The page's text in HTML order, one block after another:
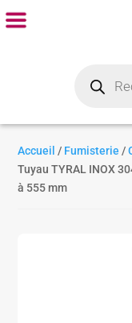
produits
Accueil / Fumisterie /
Tuyau TYRAL INOX
à 555 mm